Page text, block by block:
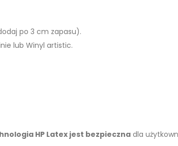
po 3 cm zapasu).
lub Winyl artistic.
HP Latex jest bezpiecznadla